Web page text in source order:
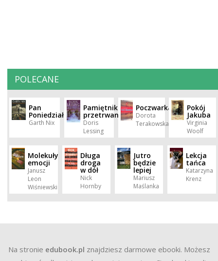
POLECANE
Pan
Poniedziałek
Garth Nix
Pamiętnik
przetrwania
Doris
Lessing
Poczwarka
Dorota
Terakowska
Pokój
Jakuba
Virginia
Woolf
Molekuły
emocji
Janusz
Leon
Wiśniewski
Długa
droga
w dół
Nick
Hornby
Jutro
będzie
lepiej
Mariusz
Maślanka
Lekcja
tańca
Katarzyna
Krenz
Na stronie edubook.pl znajdziesz darmowe ebooki. Możesz